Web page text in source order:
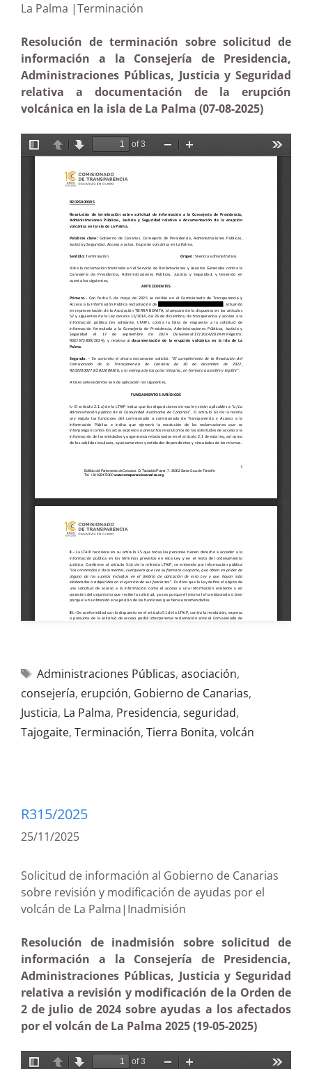
La Palma |Terminación
Resolución de terminación sobre solicitud de
información a la Consejería de Presidencia,
Administraciones Públicas, Justicia y Seguridad
relativa a documentación de la erupción
volcánica en la isla de La Palma (07-08-2025)
Administraciones Públicas, asociación,
consejería, erupción, Gobierno de Canarias,
Justicia, La Palma, Presidencia, seguridad,
Tajogaite, Terminación, Tierra Bonita, volcán
R315/2025
25/11/2025
Solicitud de información al Gobierno de Canarias
sobre revisión y modificación de ayudas por el
volcán de La Palma|Inadmisión
Resolución de inadmisión sobre solicitud de
información a la Consejería de Presidencia,
Administraciones Públicas, Justicia y Seguridad
relativa a revisión y modificación de la Orden de
2 de julio de 2024 sobre ayudas a los afectados
por el volcán de La Palma 2025 (19-05-2025)